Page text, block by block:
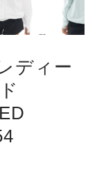
ディー